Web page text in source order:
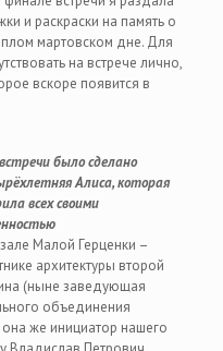
и раскраски на память о
мартовском дне. Для
на встрече лично,
вскоре появится в
было сделано
Алиса, которая
всех своими
Малой Герценки –
архитектуры второй
(ныне заведующая
объединения
же инициатор нашего